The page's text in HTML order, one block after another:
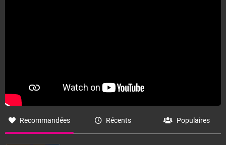
Recommandées Récents Populaires